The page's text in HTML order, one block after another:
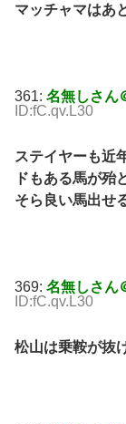
マッチャマはあ
361: 名無しさん
ID:fC.qv.L30
ステイヤーも近
ドもある馬が殆
そら良い馬出せ
369: 名無しさん
ID:fC.qv.L30
松山は乗鞍が抜